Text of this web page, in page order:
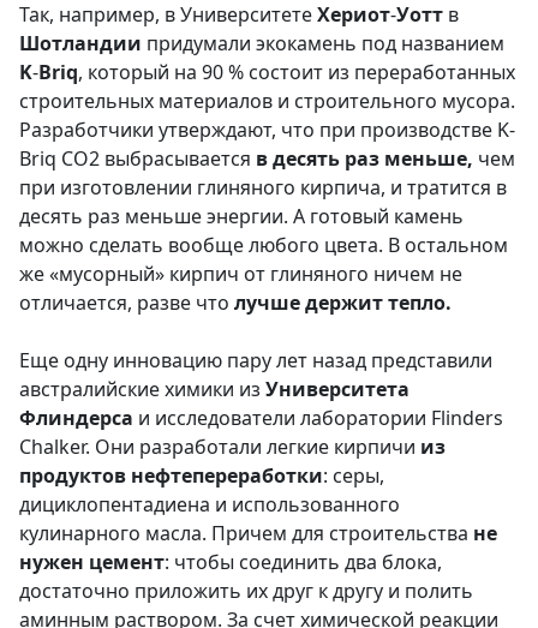
Так, например, в УниверситетеХериот-Уотт в
Шотландии придумали экокамень под названием
K-Briq, который на 90 % состоит из переработанных
строительных материалов и строительного мусора.
Разработчики утверждают, что при производстве K-
Briq CO2 выбрасывается в десять раз меньше, чем
при изготовлении глиняного кирпича, и тратится в
десять раз меньше энергии. А готовый камень
можно сделать вообще любого цвета. В остальном
же «мусорный» кирпич от глиняного ничем не
отличается, разве что лучше держит тепло.
Еще одну инновацию пару лет назад представили
австралийские химики из Университета
Флиндерса и исследователи лаборатории Flinders
Chalker. Они разработали легкие кирпичи из
продуктов нефтепереработки: серы,
дициклопентадиена и использованного
кулинарного масла. Причем для строительства не
нужен цемент: чтобы соединить два блока,
достаточно приложить их друг к другу и полить
аминным раствором. За счет химической реакции